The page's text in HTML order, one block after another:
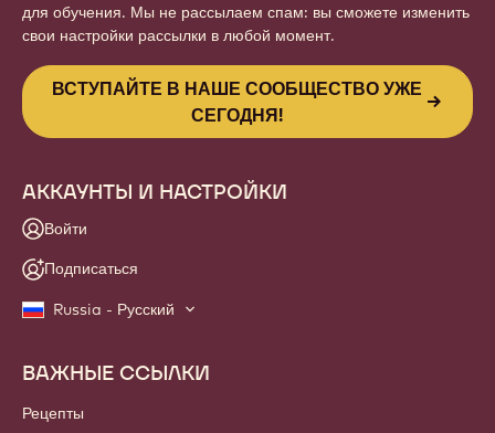
для обучения. Мы не рассылаем спам: вы сможете изменить
свои настройки рассылки в любой момент.
ВСТУПАЙТЕ В НАШЕ СООБЩЕСТВО УЖЕ
СЕГОДНЯ!
АККАУНТЫ И НАСТРОЙКИ
Войти
Подписаться
Russia - Русский
Footer
Callebaut
ВАЖНЫЕ ССЫЛКИ
Рецепты